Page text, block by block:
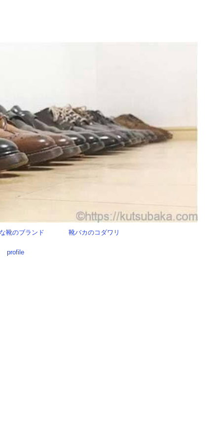
靴のブランド 靴バカのコダワリ
profile